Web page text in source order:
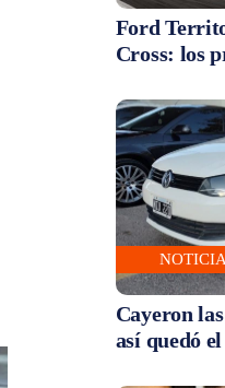
Ford
Cross: los
Cayeron
así quedó